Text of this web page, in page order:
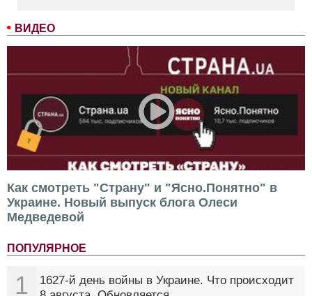
ВИДЕО
Как смотреть "Страну" и "Ясно.Понятно" в
Украине. Новый выпуск блога Олеси
Медведевой
ПОПУЛЯРНОЕ
1
1627-й день войны в Украине. Что происходит